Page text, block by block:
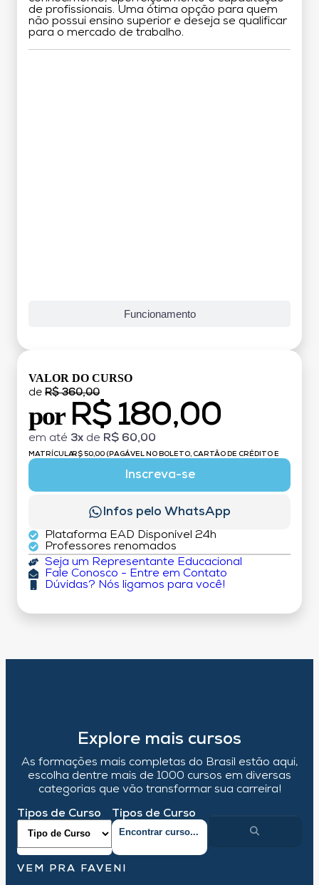
de profissionais. Uma ótima opção para quem
não possui ensino superior e deseja se qualificar
para o mercado de trabalho.
Funcionamento
VALOR DO CURSO
de R$ 360,00
por R$ 180,00
em até 3x de R$ 60,00
MATRÍCULA:R$ 50,00 (PAGÁVEL NO BOLETO, CARTÃO DE CRÉDITO E
Inscreva-se
Infos pelo WhatsApp
Plataforma EAD Disponível 24h
Professores renomados
Seja um Representante Educacional
Fale Conosco - Entre em Contato
Dúvidas? Nós ligamos para você!
Explore mais cursos
As formações mais completas do Brasil estão aqui,
escolha dentre mais de 1000 cursos em diversas
categorias que vão transformar sua carreira!
Tipos de Curso Tipos de Curso
VEM PRA FAVENI